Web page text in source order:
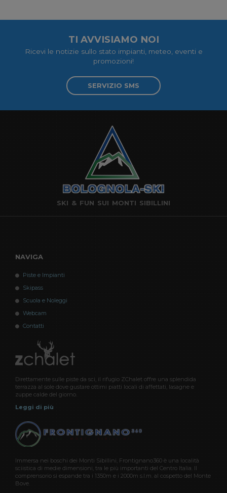
TI AVVISIAMO NOI
Ricevi le notizie sullo stato impianti, meteo, eventi e
promozioni!
SERVIZIO SMS
SKI & FUN SUI MONTI SIBILLINI
NAVIGA
Piste e Impianti
Skipass
Scuola e Noleggi
Webcam
Contatti
Direttamente sulle piste da sci, il rifugio ZChalet offre una splendida
terrazza al sole dove gustare ottimi piatti locali di affettati, lasagne e
zuppe calde del giorno.
Leggi di più
Immersa nei boschi dei Monti Sibillini, Frontignano360 è una località
sciistica di medie dimensioni, tra le più importanti del Centro Italia. Il
comprensorio si espande tra i 1350m e i 2000m s.l.m. al cospetto del Monte
Bove.